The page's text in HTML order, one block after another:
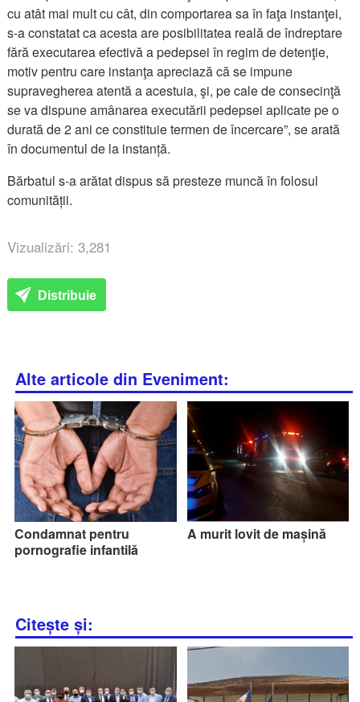
cu atât mai mult cu cât, din comportarea sa în faţa instanţei,
s-a constatat ca acesta are posibilitatea reală de îndreptare
fără executarea efectivă a pedepsei în regim de detenţie,
motiv pentru care instanţa apreciază că se impune
supravegherea atentă a acestuia, şi, pe cale de consecinţă
se va dispune amânarea executării pedepsei aplicate pe o
durată de 2 ani ce constituie termen de încercare”, se arată
în documentul de la instanță.
Bărbatul s-a arătat dispus să presteze muncă în folosul
comunității.
Vizualizări: 3,281
Distribuie
Alte articole din Eveniment:
Condamnat pentru
pornografie infantilă
A murit lovit de mașină
Citește și: